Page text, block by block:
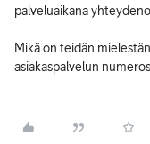
palveluaikana
Mikä on teidän
asiakaspalvelun